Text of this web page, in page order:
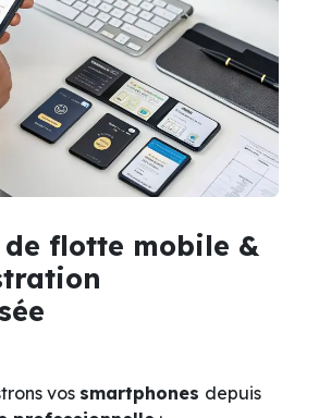
de flotte mobile &
vos smartphones depuis